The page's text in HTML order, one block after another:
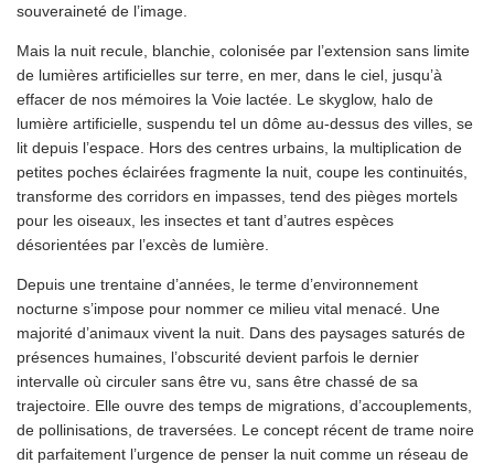
souveraineté de l’image.
Mais la nuit recule, blanchie, colonisée par l’extension sans limite
de lumières artificielles sur terre, en mer, dans le ciel, jusqu’à
effacer de nos mémoires la Voie lactée. Le skyglow, halo de
lumière artificielle, suspendu tel un dôme au-dessus des villes, se
lit depuis l’espace. Hors des centres urbains, la multiplication de
petites poches éclairées fragmente la nuit, coupe les continuités,
transforme des corridors en impasses, tend des pièges mortels
pour les oiseaux, les insectes et tant d’autres espèces
désorientées par l’excès de lumière.
Depuis une trentaine d’années, le terme d’environnement
nocturne s’impose pour nommer ce milieu vital menacé. Une
majorité d’animaux vivent la nuit. Dans des paysages saturés de
présences humaines, l’obscurité devient parfois le dernier
intervalle où circuler sans être vu, sans être chassé de sa
trajectoire. Elle ouvre des temps de migrations, d’accouplements,
de pollinisations, de traversées. Le concept récent de trame noire
dit parfaitement l’urgence de penser la nuit comme un réseau de